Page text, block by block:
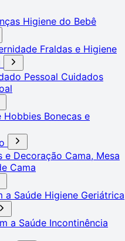
Higiene do Bebê
Fraldas e Higiene
Pessoal Cuidados
Hobbies Bonecas e
e Decoração Cama, Mesa
Cama
a Saúde Higiene Geriátrica
a Saúde Incontinência